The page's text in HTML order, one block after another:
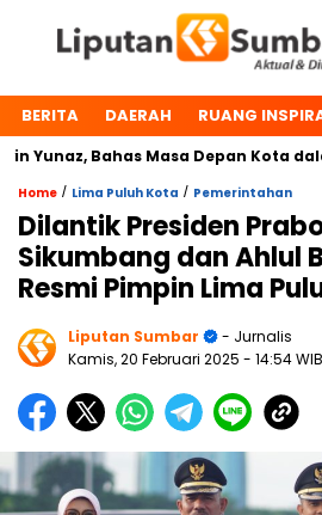
BERITA DAERAH RUANG
Bahas Masa Depan Kota dalam
Home / Lima Puluh Kota / Pemerintahan
Dilantik Presiden
Sikumbang dan Ahlul
Resmi Pimpin Lima
Liputan Sumbar
- Jurnalis
Kamis, 20 Februari 2025 - 14:54 WIB